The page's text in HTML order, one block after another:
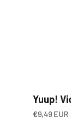
Yuup!
Angebot
€9,49 EUR